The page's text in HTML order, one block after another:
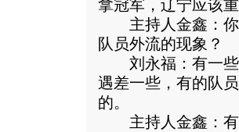
拿冠军，辽宁应该重
主持人金鑫：你
队员外流的现象？
刘永福：有一些
遇差一些，有的队
的。
主持人金鑫：有